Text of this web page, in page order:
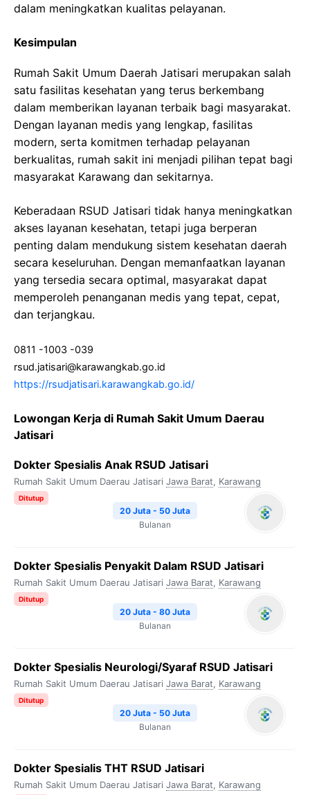
dalam meningkatkan kualitas pelayanan.
Kesimpulan
Rumah Sakit Umum Daerah Jatisari merupakan salah
satu fasilitas kesehatan yang terus berkembang
dalam memberikan layanan terbaik bagi masyarakat.
Dengan layanan medis yang lengkap, fasilitas
modern, serta komitmen terhadap pelayanan
berkualitas, rumah sakit ini menjadi pilihan tepat bagi
masyarakat Karawang dan sekitarnya.
Keberadaan RSUD Jatisari tidak hanya meningkatkan
akses layanan kesehatan, tetapi juga berperan
penting dalam mendukung sistem kesehatan daerah
secara keseluruhan. Dengan memanfaatkan layanan
yang tersedia secara optimal, masyarakat dapat
memperoleh penanganan medis yang tepat, cepat,
dan terjangkau.
0811 -1003 -039
rsud.jatisari@karawangkab.go.id
https://rsudjatisari.karawangkab.go.id/
Lowongan Kerja di Rumah Sakit Umum Daerau
Jatisari
Dokter Spesialis Anak RSUD Jatisari
Rumah Sakit Umum Daerau Jatisari Jawa Barat, Karawang
Ditutup
20 Juta - 50 Juta
Bulanan
Dokter Spesialis Penyakit Dalam RSUD Jatisari
Rumah Sakit Umum Daerau Jatisari Jawa Barat, Karawang
Ditutup
20 Juta - 80 Juta
Bulanan
Dokter Spesialis Neurologi/Syaraf RSUD Jatisari
Rumah Sakit Umum Daerau Jatisari Jawa Barat, Karawang
Ditutup
20 Juta - 50 Juta
Bulanan
Dokter Spesialis THT RSUD Jatisari
Rumah Sakit Umum Daerau Jatisari Jawa Barat, Karawang